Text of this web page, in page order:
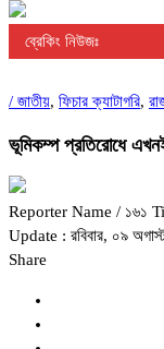
ব্রেকিং নিউজঃ
/ জাতীয়, ফিচার ক্যাটাগরি,
ভূমিকম্প প্রতিরোধে
Reporter Name / ১৬১
Update : রবিবার, ০৯
Share